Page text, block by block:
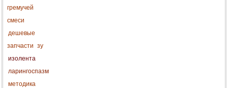
гремучей
смеси
дешевые
запчасти зу
изолента
ларингоспазм
методика